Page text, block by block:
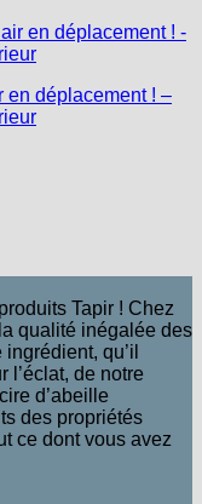
en déplacement ! –
Tapir ! Chez
qualité inégalée des
qu’il
l’éclat, de notre
d’abeille
des propriétés
ce dont vous avez